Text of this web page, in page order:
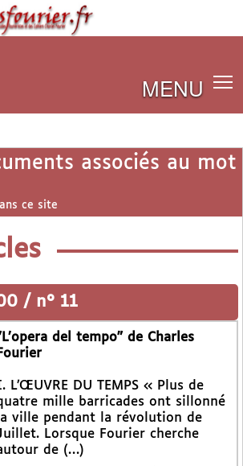
MENU
associés au mot
ce site
/ n° 11
del tempo" de Charles
Fourier
L’ŒUVRE DU TEMPS « Plus de
mille barricades ont sillonné
la ville pendant la révolution de
Lorsque Fourier cherche
de (…)